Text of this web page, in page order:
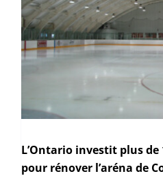
L’Ontario investit plus
pour rénover l’aréna de